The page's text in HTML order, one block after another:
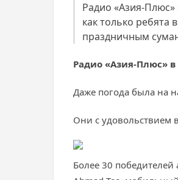
Радио «Азия-
как только ребята
праздничным
Радио «Азия-Плюс»
Даже погода была на
Они с удовольствием
Более 30